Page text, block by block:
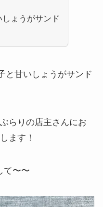
ょうがサンド
と甘いしょうがサンド
らりの店主さんにお
ます！
て〜〜